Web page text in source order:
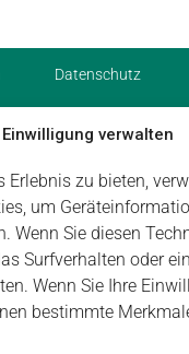
Einwilligung verwalten
Erlebnis zu bieten,
um
Wenn Sie diesen
Surfverhalten oder
Wenn Sie Ihre
bestimmte
Datenschutz
GmbH